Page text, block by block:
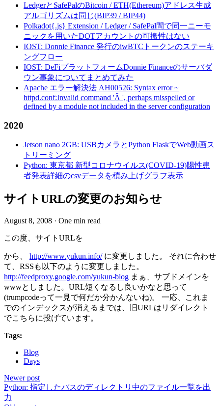
LedgerとSafePalのBitcoin / ETH(Ethereum)アドレス生成
アルゴリズムは同じ(BIP39 / BIP44)
Polkadot{.js} Extension / Ledger / SafePal間で同一ニーモ
ニックを用いたDOTアカウントの可搬性はない
IOST: Donnie Finance 発行のiwBTCトークンのステーキ
ングフロー
IOST: DeFiプラットフォームDonnie Financeのサーバダ
ウン事象についてまとめてみた
Apache エラー解決法 AH00526: Syntax error ~
httpd.conf:Invalid command 'Â ', perhaps misspelled or
defined by a module not included in the server configuration
2020
Jetson nano 2GB: USBカメラとPython FlaskでWeb動画ス
トリーミング
Python: 東京都 新型コロナウイルス(COVID-19)陽性患
者発表詳細のcsvデータを積み上げグラフ表示
サイトURLの変更のお知らせ
August 8, 2008 · One min read
この度、サイトURLを
から、 http://www.yukun.info/に変更しました。 それに合わせ
て、RSSも以下のように変更しました。
http://feedproxy.google.com/yukun-blog まぁ、サブドメインを
wwwとしました。URL短くなるし良いかなと思って
(trumpcodeって一見で何だか分かんないね)。 一応、これま
でのインデックスが消えるまでは、旧URLはリダイレクト
でこちらに投げています。
Tags:
Blog
Days
Newer post
Python: 指定したパスのディレクトリ中のファイル一覧を出
力